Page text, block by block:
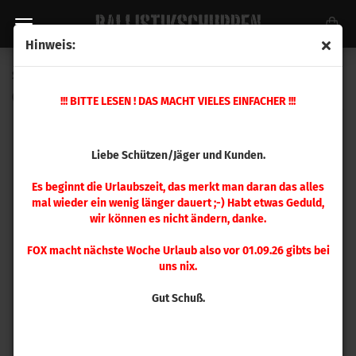
Hinweis:
!!! BITTE LESEN ! DAS MACHT VIELES EINFACHER !!!
Liebe Schützen/Jäger und Kunden.
Es beginnt die Urlaubszeit, das merkt man daran das alles
mal wieder ein wenig länger dauert ;-) Habt etwas Geduld,
wir können es nicht ändern, danke.
FOX macht nächste Woche Urlaub also vor 01.09.26 gibts bei
uns nix.
Gut Schuß.
Speer .321 Hot-Cor 170 gr 100 Stück
2259)